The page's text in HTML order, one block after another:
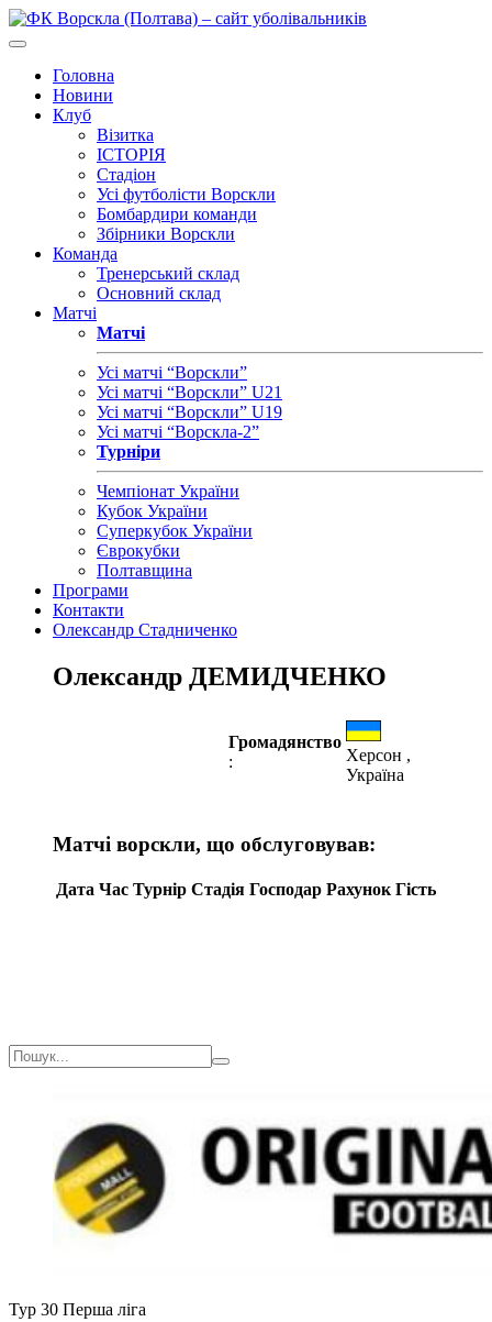
Головна
Новини
Клуб
Візитка
ІСТОРІЯ
Стадіон
Усі футболісти Ворскли
Бомбардири команди
Збірники Ворскли
Команда
Тренерський склад
Основний склад
Матчі
Матчі
Усі матчі “Ворскли”
Усі матчі “Ворскли” U21
Усі матчі “Ворскли” U19
Усі матчі “Ворскла-2”
Турніри
Чемпіонат України
Кубок України
Суперкубок України
Єврокубки
Полтавщина
Програми
Контакти
Олександр Стадниченко
Олександр ДЕМИДЧЕНКО
Громадянство
:
Херсон ,
Україна
Матчі ворскли, що обслуговував:
Дата Час Турнір Стадія Господар Рахунок Гість
Тур 30 Перша ліга